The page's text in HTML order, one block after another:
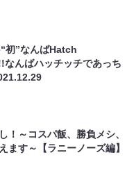
初”なんばHatch
んばハッチッチであっち
！～コスパ飯、勝負メシ、
ます～【ラニーノーズ編】